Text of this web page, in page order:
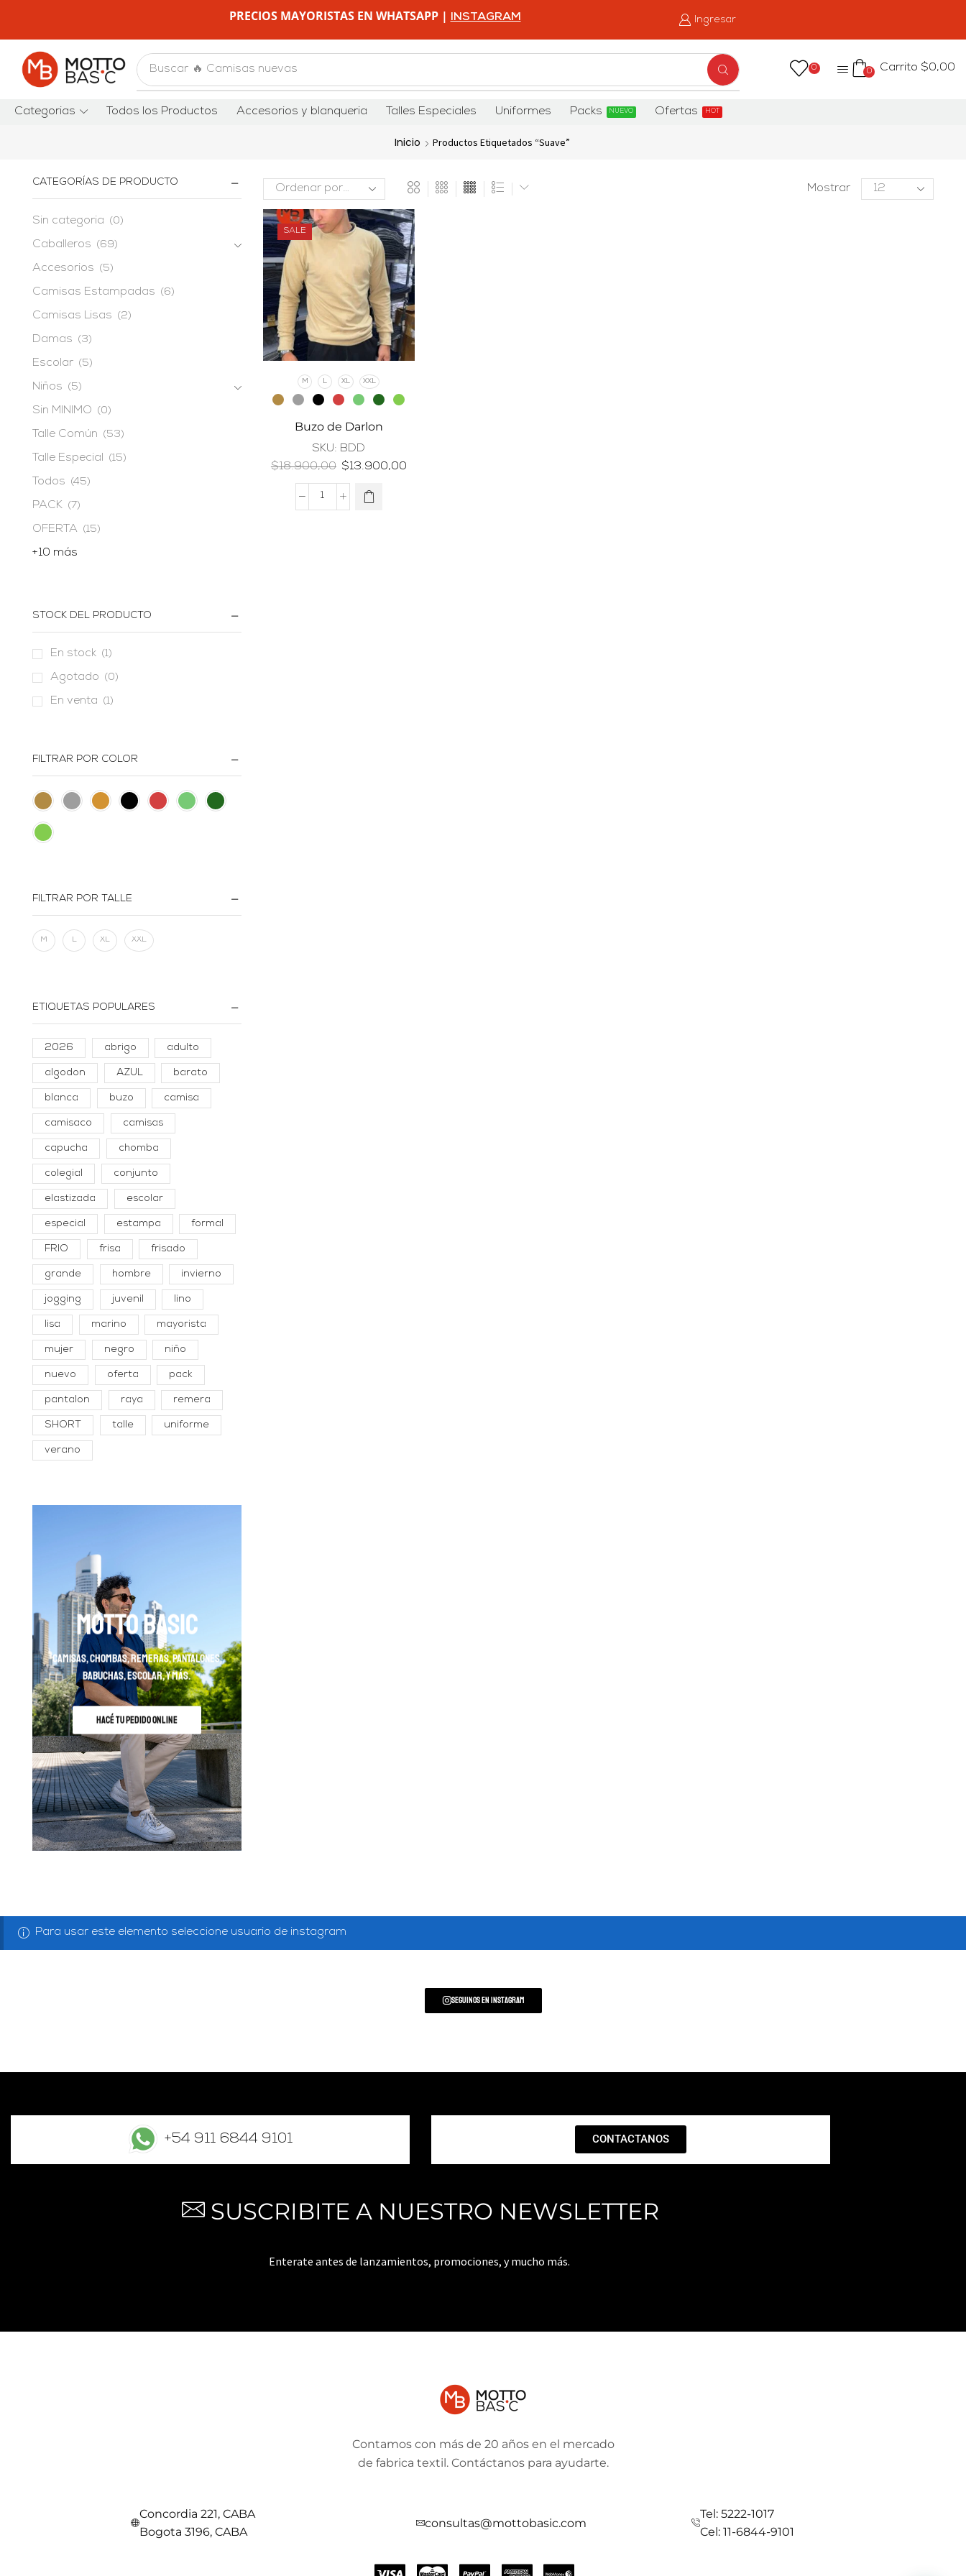
PRECIOS MAYORISTAS EN WHATSAPP | INSTAGRAM Ingresar
Buscar 🔥 Camisas nuevas 0 0 Carrito $0,00
Categorias Todos los Productos Accesorios y blanqueria Talles Especiales Uniformes Packs NUEVO Ofertas HOT
Inicio Productos Etiquetados “suave”
Mostrar
SALE
M L XL XXL
Buzo de Darlon
SKU: BDD
$18.900,00 $13.900,00
CATEGORÍAS DE PRODUCTO
Sin categoria (0)
Caballeros (69)
Accesorios (5)
Camisas Estampadas (6)
Camisas Lisas (2)
Damas (3)
Escolar (5)
Niños (5)
Sin MINIMO (0)
Talle Común (53)
Talle Especial (15)
Todos (45)
PACK (7)
OFERTA (15)
+10 más
STOCK DEL PRODUCTO
En stock (1)
Agotado (0)
En venta (1)
FILTRAR POR COLOR
FILTRAR POR TALLE
M L XL XXL
ETIQUETAS POPULARES
2026 abrigo adulto
algodon AZUL barato
blanca buzo camisa
camisaco camisas
capucha chomba
colegial conjunto
elastizada escolar
especial estampa formal
FRIO frisa frisado
grande hombre invierno
jogging juvenil lino
lisa marino mayorista
mujer negro niño
nuevo oferta pack
pantalon raya remera
SHORT talle uniforme
verano
MOTTO BASIC
camisas, chombas, remeras, pantalones,
babuchas, escolar, y más.
HACÉ TU PEDIDO ONLINE
Para usar este elemento seleccione usuario de instagram
Seguinos en Instagram
+54 911 6844 9101 CONTACTANOS
SUSCRIBITE A NUESTRO NEWSLETTER
Enterate antes de lanzamientos, promociones, y mucho más.
Contamos con más de 20 años en el mercado
de fabrica textil. Contáctanos para ayudarte.
Concordia 221, CABA
Bogota 3196, CABA
consultas@mottobasic.com
Tel: 5222-1017
Cel: 11-6844-9101